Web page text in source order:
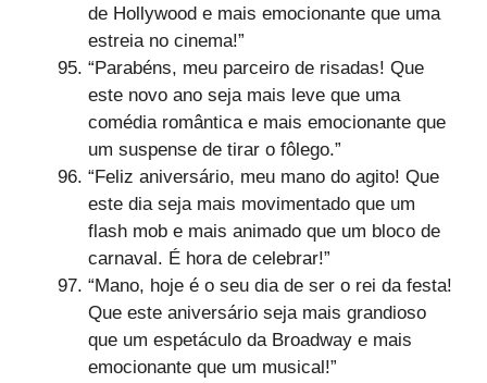
de Hollywood e mais emocionante que uma
estreia no cinema!”
“Parabéns, meu parceiro de risadas! Que
este novo ano seja mais leve que uma
comédia romântica e mais emocionante que
um suspense de tirar o fôlego.”
“Feliz aniversário, meu mano do agito! Que
este dia seja mais movimentado que um
flash mob e mais animado que um bloco de
carnaval. É hora de celebrar!”
“Mano, hoje é o seu dia de ser o rei da festa!
Que este aniversário seja mais grandioso
que um espetáculo da Broadway e mais
emocionante que um musical!”